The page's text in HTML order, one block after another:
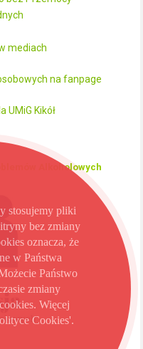
mediach
na fanpage
UMiG Kikół
Alkoholowych
stosujemy pliki
bez zmiany
oznacza, że
w Państwa
Państwo
zmiany
Więcej
Cookies'.